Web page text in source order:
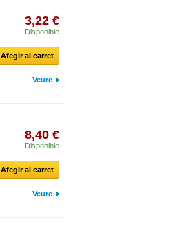
3,22 €
Disponible
Afegir al carret
Veure
8,40 €
Disponible
Afegir al carret
Veure